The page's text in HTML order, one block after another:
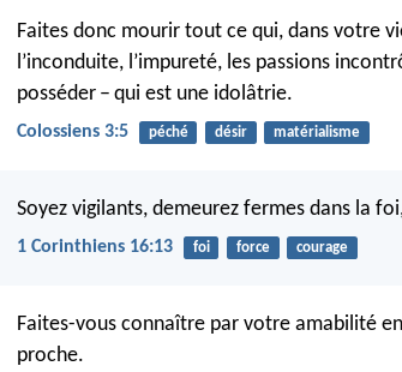
Faites donc mourir tout ce qui, dans votre
l’inconduite, l’impureté, les passions
posséder – qui est une idolâtrie.
Colossiens 3:5 péché désir matérialisme
Soyez vigilants, demeurez fermes dans la
1 Corinthiens 16:13 foi force courage
Faites-vous connaître par votre amabilité
proche.